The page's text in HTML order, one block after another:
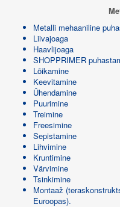
Metalli mehaaniline
Liivajoaga
Haavlijoaga
SHOPPRIMER
Lõikamine
Keevitamine
Ühendamine
Puurimine
Treimine
Freesimine
Sepistamine
Lihvimine
Kruntimine
Värvimine
Tsinkimine
Montaaž
Euroopas).